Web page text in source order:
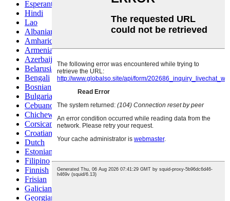
Esperanto
Hindi
Lao
Albanian
Amharic
Armenian
Azerbaijani
Belarusian
Bengali
Bosnian
Bulgarian
Cebuano
Chichewa
Corsican
Croatian
Dutch
Estonian
Filipino
Finnish
Frisian
Galician
Georgian